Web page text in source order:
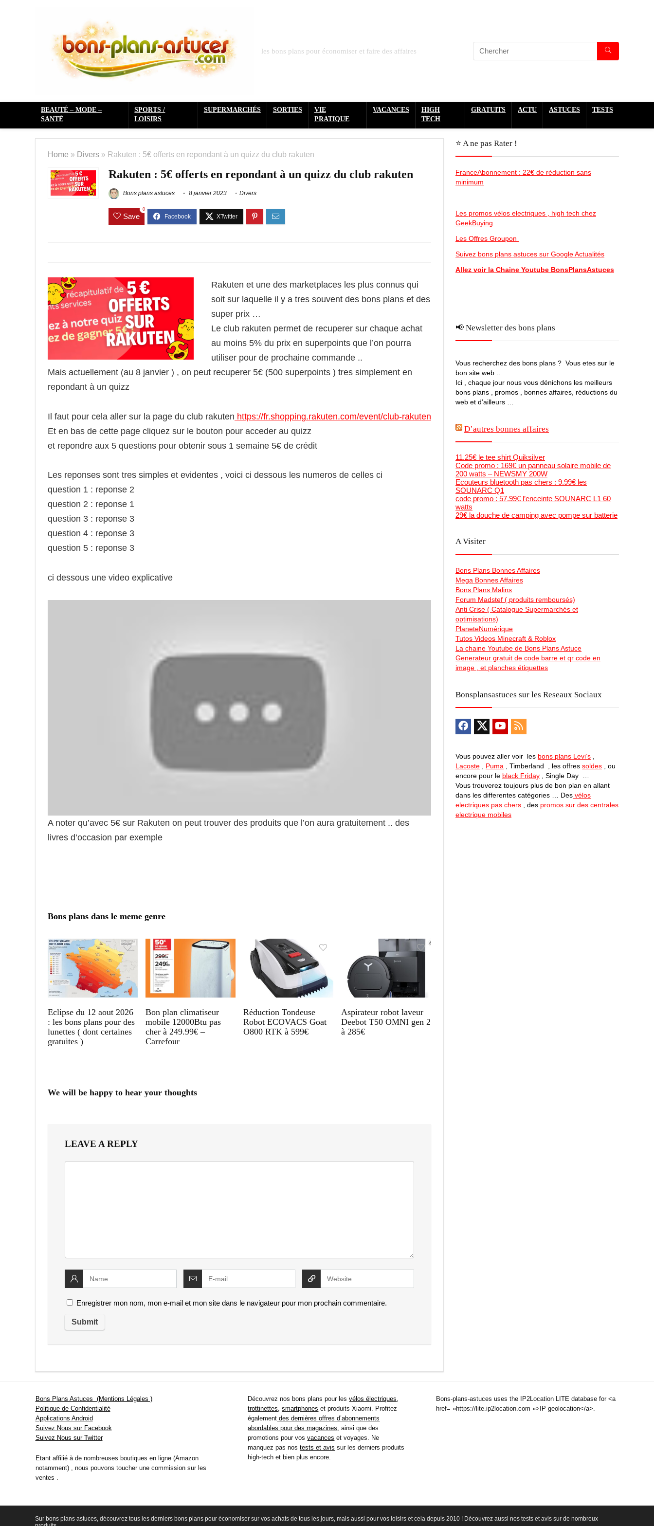
les bons plans pour économiser et faire des affaires
BEAUTÉ – MODE –
SANTÉ
SPORTS /
LOISIRS
SUPERMARCHÉS SORTIES
VIE
PRATIQUE
VACANCES
HIGH
TECH
GRATUITS ACTU ASTUCES TESTS
Home » Divers » Rakuten : 5€ offerts en repondant à un quizz du club rakuten
Rakuten : 5€ offerts en repondant à un quizz du club rakuten
Bons plans astuces 8 janvier 2023 Divers
Save
0
Rakuten et une des marketplaces les plus connus qui
soit sur laquelle il y a tres souvent des bons plans et des
super prix …
Le club rakuten permet de recuperer sur chaque achat
au moins 5% du prix en superpoints que l’on pourra
utiliser pour de prochaine commande ..
Mais actuellement (au 8 janvier ) , on peut recuperer 5€ (500 superpoints ) tres simplement en
repondant à un quizz
Il faut pour cela aller sur la page du club rakuten https://fr.shopping.rakuten.com/event/club-rakuten
Et en bas de cette page cliquez sur le bouton pour acceder au quizz
et repondre aux 5 questions pour obtenir sous 1 semaine 5€ de crédit
Les reponses sont tres simples et evidentes , voici ci dessous les numeros de celles ci
question 1 : reponse 2
question 2 : reponse 1
question 3 : reponse 3
question 4 : reponse 3
question 5 : reponse 3
ci dessous une video explicative
A noter qu’avec 5€ sur Rakuten on peut trouver des produits que l’on aura gratuitement .. des
livres d’occasion par exemple
Bons plans dans le meme genre
Eclipse du 12 aout 2026
: les bons plans pour des
lunettes ( dont certaines
gratuites )
Bon plan climatiseur
mobile 12000Btu pas
cher à 249.99€ –
Carrefour
Réduction Tondeuse
Robot ECOVACS Goat
O800 RTK à 599€
Aspirateur robot laveur
Deebot T50 OMNI gen 2
à 285€
We will be happy to hear your thoughts
LEAVE A REPLY
Enregistrer mon nom, mon e-mail et mon site dans le navigateur pour mon prochain commentaire.
⭐️ A ne pas Rater !
FranceAbonnement : 22€ de réduction sans
minimum
Les promos vélos electriques , high tech chez
GeekBuying
Les Offres Groupon
Suivez bons plans astuces sur Google Actualités
Allez voir la Chaine Youtube BonsPlansAstuces
📢 Newsletter des bons plans
Vous recherchez des bons plans ? Vous etes sur le
bon site web ..
Ici , chaque jour nous vous dénichons les meilleurs
bons plans , promos , bonnes affaires, réductions du
web et d’ailleurs …
D’autres bonnes affaires
11.25€ le tee shirt Quiksilver
Code promo : 169€ un panneau solaire mobile de
200 watts – NEWSMY 200W
Ecouteurs bluetooth pas chers : 9.99€ les
SOUNARC Q1
code promo : 57.99€ l’enceinte SOUNARC L1 60
watts
29€ la douche de camping avec pompe sur batterie
A Visiter
Bons Plans Bonnes Affaires
Mega Bonnes Affaires
Bons Plans Malins
Forum Madstef ( produits remboursés)
Anti Crise ( Catalogue Supermarchés et
optimisations)
PlaneteNumérique
Tutos Videos Minecraft & Roblox
La chaine Youtube de Bons Plans Astuce
Generateur gratuit de code barre et qr code en
image , et planches étiquettes
Bonsplansastuces sur les Reseaux Sociaux
Vous pouvez aller voir les bons plans Levi’s
Lacoste
Puma , Timberland , les offres soldes , ou
encore pour le black Friday , Single Day …
Vous trouverez toujours plus de bon plan en allant
dans les differentes catégories … Des vélos
electriques pas chers , des promos sur des centrales
electrique mobiles
Bons Plans Astuces (Mentions Légales )
Politique de Confidentialité
Applications Android
Suivez Nous sur Facebook
Suivez Nous sur Twitter
Etant affilié à de nombreuses boutiques en ligne (Amazon
notamment) , nous pouvons toucher une commission sur les
ventes .
Découvrez nos bons plans pour lesvélos électriques
trottinettes ,smartphones et produits Xiaomi. Profitez
également des dernières offres d’abonnements
abordables pour des magazines , ainsi que des
promotions pour vosvacances et voyages. Ne
manquez pas nostests et avis sur les derniers produits
high-tech et bien plus encore.
Bons-plans-astuces uses the IP2Location LITE database for <a
href= »https://lite.ip2location.com »>IP geolocation</a>.
Sur bons plans astuces, découvrez tous les derniers bons plans pour économiser sur vos achats de tous les jours, mais aussi pour vos loisirs et cela depuis 2010 ! Découvrez aussi nos tests et avis sur de nombreux